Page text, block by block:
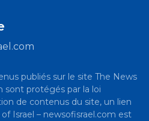
publiés sur le site The News
sont protégés par la loi
de contenus du site, un lien
Israel – newsofisrael.com est